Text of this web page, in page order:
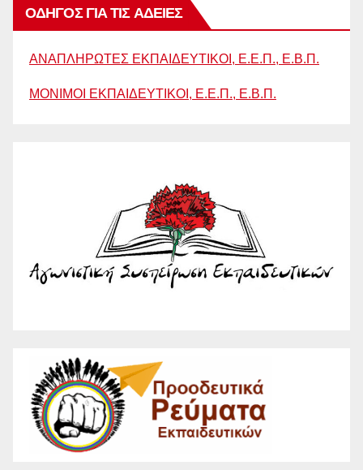
ΟΔΗΓΟΣ ΓΙΑ ΤΙΣ ΑΔΕΙΕΣ
ΑΝΑΠΛΗΡΩΤΕΣ ΕΚΠΑΙΔΕΥΤΙΚΟΙ, Ε.Ε.Π., Ε.Β.Π.
ΜΟΝΙΜΟΙ ΕΚΠΑΙΔΕΥΤΙΚΟΙ, Ε.Ε.Π., Ε.Β.Π.